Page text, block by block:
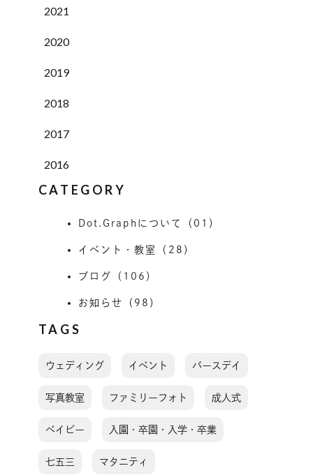
2021
2020
2019
2018
2017
2016
CATEGORY
Dot.Graphについて（01）
イベント・教室（28）
ブログ（106）
お知らせ（98）
TAGS
ウェディング イベント バースデイ
写真教室 ファミリーフォト 成人式
ベイビー 入園・卒園・入学・卒業
七五三 マタニティ